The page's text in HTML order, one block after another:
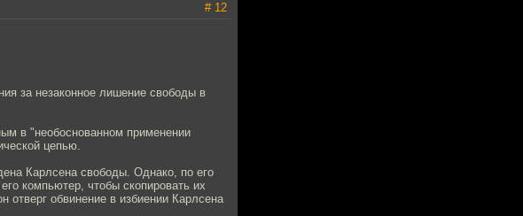
# 12
за незаконное лишение свободы в
в "необоснованном применении
цепью.
Карлсена свободы. Однако, по его
компьютер, чтобы скопировать их
обвинение в избиении Карлсена